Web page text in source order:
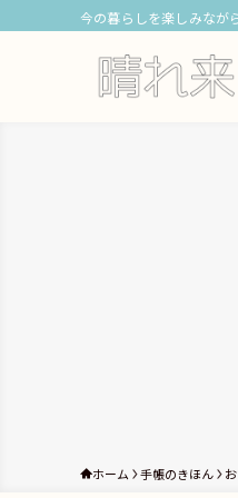
今の暮らしを楽しみなが
ホーム 手帳のきほん